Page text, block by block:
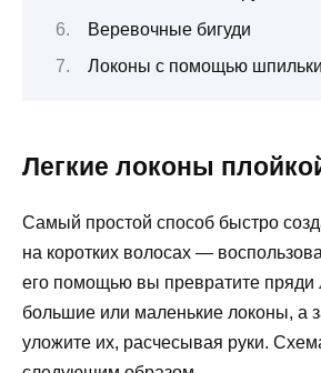
Веревочные бигуди
Локоны с помощью
Легкие локоны
Самый простой способ быстро
на коротких волосах —
его помощью вы превратите пряди
большие или маленькие локоны, а
уложите их, расчесывая руки.